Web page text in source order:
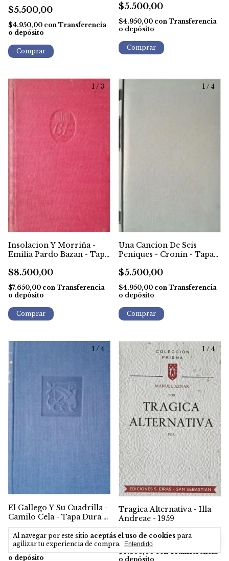
Al navegar por este sitio aceptás el uso de cookies para
agilizar tu experiencia de compra.
Entendido
$5.500,00
$4.950,00 con Transferencia
o depósito
$5.500,00
$4.950,00 con Transferencia
o depósito
1 / 3
Insolacion Y Morriña -
Emilia Pardo Bazan - Tapa
$8.500,00
$7.650,00 con Transferencia
o depósito
1 / 4
Una Cancion De Seis
Peniques - Cronin - Tapa
$5.500,00
$4.950,00 con Transferencia
o depósito
1 / 4
El Gallego Y Su Cuadrilla -
Camilo Cela - Tapa Dura -
1958
$7.000,00
$6.300,00 con
o depósito
1 / 4
Tragica Alternativa - Illa
Andreae - 1959
$7.000,00
$6.300,00con Transferencia
o depósito